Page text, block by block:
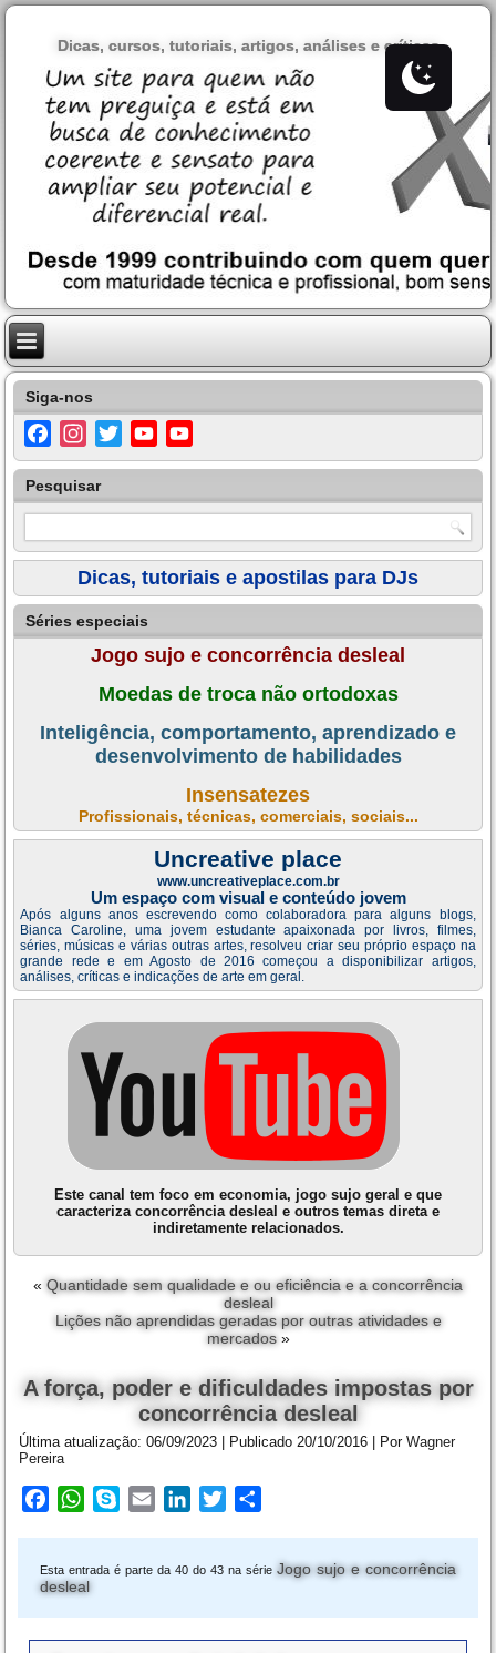
Dicas, cursos, tutoriais, artigos, análises e críticas
Siga-nos
FacebookInstagramTwitterYouTube
Channel
Pesquisar
Dicas, tutoriais e apostilas para DJs
Séries especiais
Jogo sujo e concorrência desleal
Moedas de troca não ortodoxas
Inteligência, comportamento, aprendizado e
desenvolvimento de habilidades
Insensatezes
Profissionais, técnicas, comerciais, sociais...
Uncreative place
www.uncreativeplace.com.br
Um espaço com visual e conteúdo jovem
Após alguns anos escrevendo como colaboradora para alguns blogs,
Bianca Caroline, uma jovem estudante apaixonada por livros, filmes,
séries, músicas e várias outras artes, resolveu criar seu próprio espaço na
grande rede e em Agosto de 2016 começou a disponibilizar artigos,
análises, críticas e indicações de arte em geral.
Este canal tem foco em economia, jogo sujo geral e que
caracteriza concorrência desleal e outros temas direta e
indiretamente relacionados.
« Quantidade sem qualidade e ou eficiência e a concorrência
desleal
Lições não aprendidas geradas por outras atividades e
mercados»
A força, poder e dificuldades impostas por
concorrência desleal
Última atualização: 06/09/2023 Publicado 20/10/2016 Por Wagner
Pereira
FacebookWhatsApp
Skype Email LinkedInTwitter
Esta entrada é parte da 40 do 43 na série Jogo sujo e concorrência
desleal